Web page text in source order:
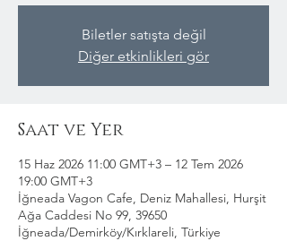
Biletler satışta değil
Diğer etkinlikleri gör
Saat ve Yer
15 Haz 2026 11:00 GMT+3 – 12 Tem 2026
19:00 GMT+3
İğneada Vagon Cafe, Deniz Mahallesi, Hurşit
Ağa Caddesi No 99, 39650
İğneada/Demirköy/Kırklareli, Türkiye